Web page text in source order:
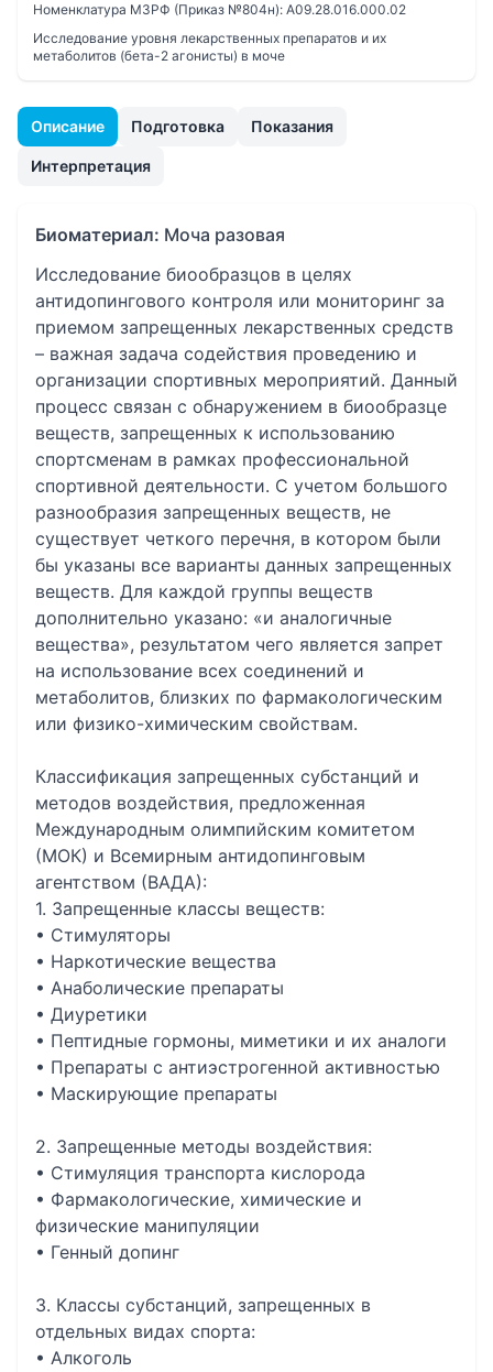
Описание Подготовка Показания
Интерпретация
Биоматериал: Моча разовая
Исследование биообразцов в целях
антидопингового контроля или мониторинг за
приемом запрещенных лекарственных средств
– важная задача содействия проведению и
организации спортивных мероприятий. Данный
процесс связан с обнаружением в биообразце
веществ, запрещенных к использованию
спортсменам в рамках профессиональной
спортивной деятельности. С учетом большого
разнообразия запрещенных веществ, не
существует четкого перечня, в котором были
бы указаны все варианты данных запрещенных
веществ. Для каждой группы веществ
дополнительно указано: «и аналогичные
вещества», результатом чего является запрет
на использование всех соединений и
метаболитов, близких по фармакологическим
или физико-химическим свойствам.
Классификация запрещенных субстанций и
методов воздействия, предложенная
Международным олимпийским комитетом
(МОК) и Всемирным антидопинговым
агентством (ВАДА):
1. Запрещенные классы веществ:
• Стимуляторы
• Наркотические вещества
• Анаболические препараты
• Диуретики
• Пептидные гормоны, миметики и их аналоги
• Препараты с антиэстрогенной активностью
• Маскирующие препараты
2. Запрещенные методы воздействия:
• Стимуляция транспорта кислорода
• Фармакологические, химические и
физические манипуляции
• Генный допинг
3. Классы субстанций, запрещенных в
отдельных видах спорта:
• Алкоголь
Номенклатура МЗРФ (Приказ №804н): A09.28.016.000.02
Исследование уровня лекарственных препаратов и их
метаболитов (бета-2 агонисты) в моче